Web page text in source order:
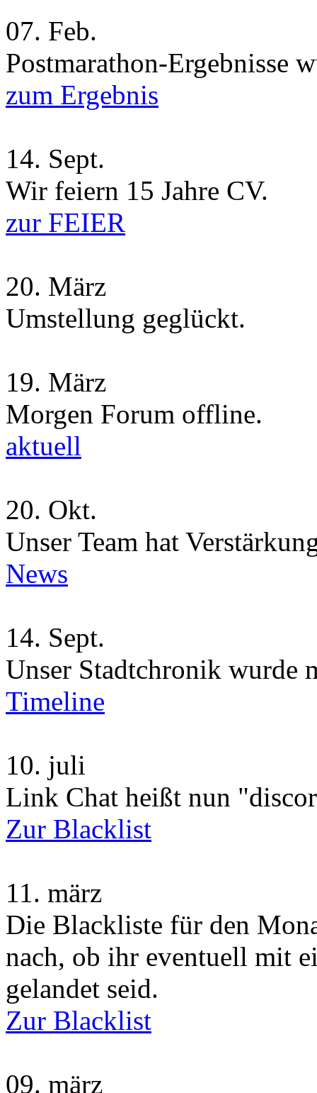
07. Feb.
Postmarathon-Ergebnisse
zum Ergebnis
14. Sept.
Wir feiern 15 Jahre CV.
zur FEIER
20. März
Umstellung geglückt.
19. März
Morgen Forum offline.
aktuell
20. Okt.
Unser Team hat
News
14. Sept.
Unser Stadtchronik wurde
Timeline
10. juli
Link Chat heißt nun
Zur Blacklist
11. märz
Die Blackliste für den
nach, ob ihr eventuell mit
gelandet seid.
Zur Blacklist
09. märz